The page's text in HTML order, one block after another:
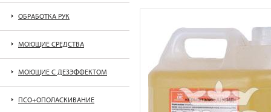
ОБРАБОТКА РУК
МОЮЩИЕ СРЕДСТВА
МОЮЩИЕ С ДЕЗЭФФЕКТОМ
ПСО+ОПОЛАСКИВАНИЕ